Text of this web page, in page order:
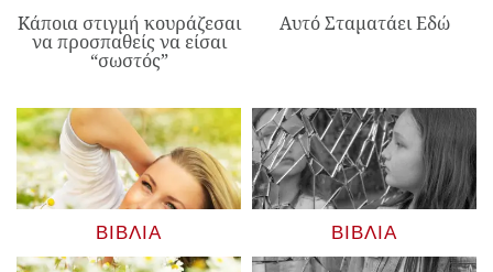
Κάποια στιγμή κουράζεσαι
να προσπαθείς να είσαι
“σωστός”
Αυτό Σταματάει Εδώ
ΒΙΒΛΊΑ ΒΙΒΛΊΑ